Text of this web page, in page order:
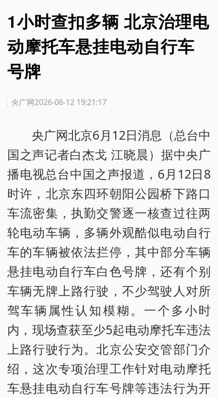
1小时查扣多辆 北京治理电
动摩托车悬挂电动自行车
号牌
2026-06-12 19:21:17
：央广网
央广网北京6月12日消息（总台中
国之声记者白杰戈 江晓晨）据中央广
播电视总台中国之声报道，6月12日8
时许，北京东四环朝阳公园桥下路口
车流密集，执勤交警逐一核查过往两
轮电动车辆，多辆外观酷似电动自行
车的车辆被依法拦停，其中部分车辆
悬挂电动自行车白色号牌，还有个别
车辆无牌上路行驶，不少驾驶人对所
驾车辆属性认知模糊。一个多小时
内，现场查获至少5起电动摩托车违法
上路行驶行为。北京公安交管部门介
绍，这次专项治理工作针对电动摩托
车悬挂电动自行车号牌等违法行为开